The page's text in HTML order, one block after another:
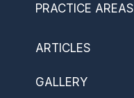
PRACTICE AREAS
ARTICLES
GALLERY